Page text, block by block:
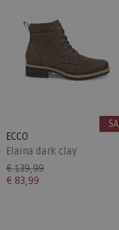
ECCO
Elaina dark clay
€ 139,99
€ 83,99